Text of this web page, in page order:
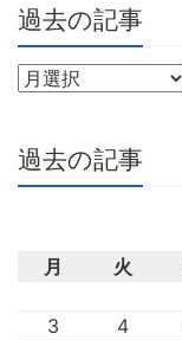
過去の記事
過去の記事
月
火
3
4